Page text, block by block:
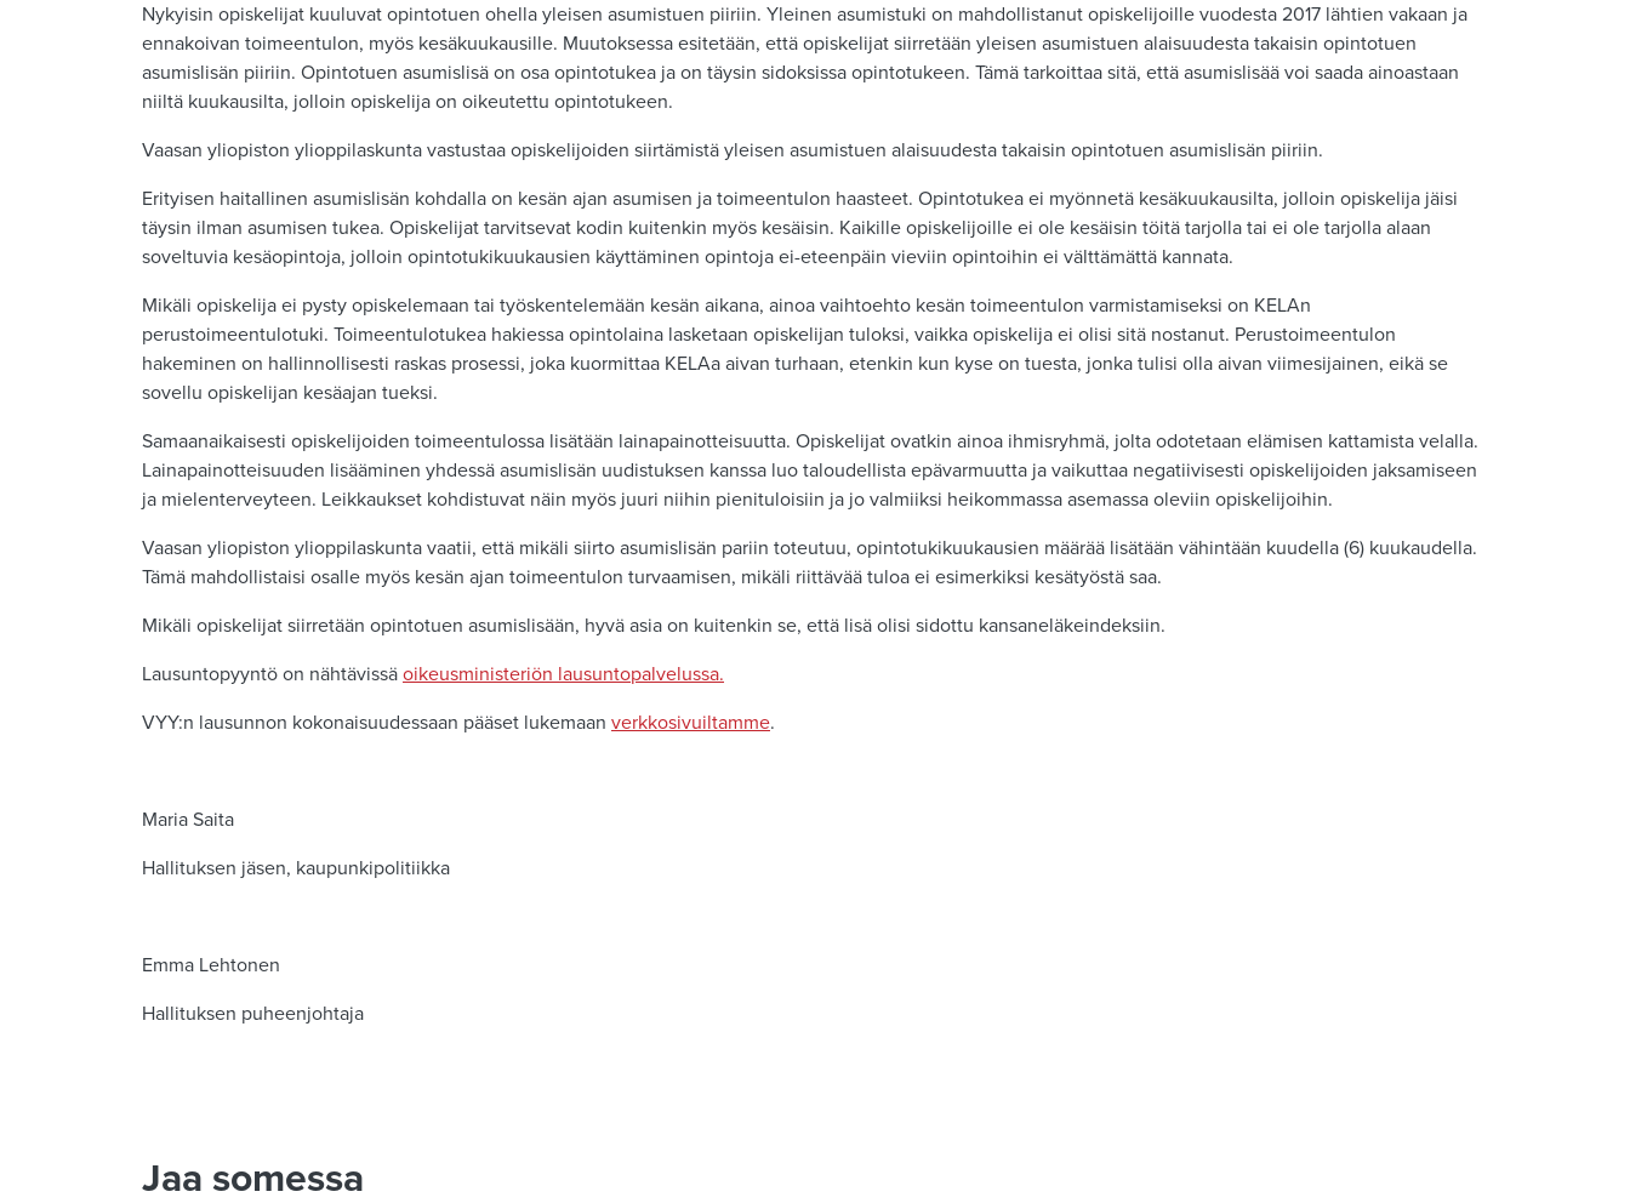
Nykyisin opiskelijat kuuluvat opintotuen ohella yleisen asumistuen piiriin. Yleinen asumistuki on mahdollistanut opiskelijoille vuodesta 2017 lähtien vakaan ja
ennakoivan toimeentulon, myös kesäkuukausille. Muutoksessa esitetään, että opiskelijat siirretään yleisen asumistuen alaisuudesta takaisin opintotuen
asumislisän piiriin. Opintotuen asumislisä on osa opintotukea ja on täysin sidoksissa opintotukeen. Tämä tarkoittaa sitä, että asumislisää voi saada ainoastaan
niiltä kuukausilta, jolloin opiskelija on oikeutettu opintotukeen.
Vaasan yliopiston ylioppilaskunta vastustaa opiskelijoiden siirtämistä yleisen asumistuen alaisuudesta takaisin opintotuen asumislisän piiriin.
Erityisen haitallinen asumislisän kohdalla on kesän ajan asumisen ja toimeentulon haasteet. Opintotukea ei myönnetä kesäkuukausilta, jolloin opiskelija jäisi
täysin ilman asumisen tukea. Opiskelijat tarvitsevat kodin kuitenkin myös kesäisin. Kaikille opiskelijoille ei ole kesäisin töitä tarjolla tai ei ole tarjolla alaan
soveltuvia kesäopintoja, jolloin opintotukikuukausien käyttäminen opintoja ei-eteenpäin vieviin opintoihin ei välttämättä kannata.
Mikäli opiskelija ei pysty opiskelemaan tai työskentelemään kesän aikana, ainoa vaihtoehto kesän toimeentulon varmistamiseksi on KELAn
perustoimeentulotuki. Toimeentulotukea hakiessa opintolaina lasketaan opiskelijan tuloksi, vaikka opiskelija ei olisi sitä nostanut. Perustoimeentulon
hakeminen on hallinnollisesti raskas prosessi, joka kuormittaa KELAa aivan turhaan, etenkin kun kyse on tuesta, jonka tulisi olla aivan viimesijainen, eikä se
sovellu opiskelijan kesäajan tueksi.
Samaanaikaisesti opiskelijoiden toimeentulossa lisätään lainapainotteisuutta. Opiskelijat ovatkin ainoa ihmisryhmä, jolta odotetaan elämisen kattamista velalla.
Lainapainotteisuuden lisääminen yhdessä asumislisän uudistuksen kanssa luo taloudellista epävarmuutta ja vaikuttaa negatiivisesti opiskelijoiden jaksamiseen
ja mielenterveyteen. Leikkaukset kohdistuvat näin myös juuri niihin pienituloisiin ja jo valmiiksi heikommassa asemassa oleviin opiskelijoihin.
Vaasan yliopiston ylioppilaskunta vaatii, että mikäli siirto asumislisän pariin toteutuu, opintotukikuukausien määrää lisätään vähintään kuudella (6) kuukaudella.
Tämä mahdollistaisi osalle myös kesän ajan toimeentulon turvaamisen, mikäli riittävää tuloa ei esimerkiksi kesätyöstä saa.
Mikäli opiskelijat siirretään opintotuen asumislisään, hyvä asia on kuitenkin se, että lisä olisi sidottu kansaneläkeindeksiin.
Lausuntopyyntö on nähtävissä oikeusministeriön lausuntopalvelussa.
VYY:n lausunnon kokonaisuudessaan pääset lukemaan verkkosivuiltamme.
Maria Saita
Hallituksen jäsen, kaupunkipolitiikka
Emma Lehtonen
Hallituksen puheenjohtaja
Jaa somessa